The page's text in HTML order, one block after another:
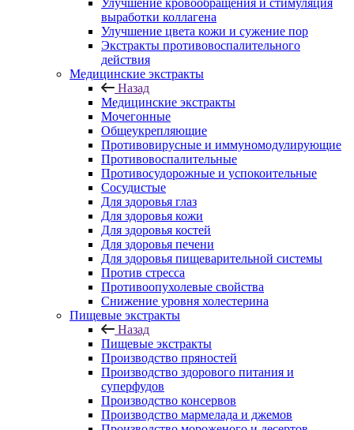
Улучшение кровообращения и стимуляция
выработки коллагена
Улучшение цвета кожи и сужение пор
Экстракты противовоспалительного
действия
Медицинские экстракты
Назад
Медицинские экстракты
Мочегонные
Общеукрепляющие
Противовирусные и иммуномодулирующие
Противовоспалительные
Противосудорожные и успокоительные
Сосудистые
Для здоровья глаз
Для здоровья кожи
Для здоровья костей
Для здоровья печени
Для здоровья пищеварительной системы
Против стресса
Противоопухолевые свойства
Снижение уровня холестерина
Пищевые экстракты
Назад
Пищевые экстракты
Производство пряностей
Производство здорового питания и
суперфудов
Производство консервов
Производство мармелада и джемов